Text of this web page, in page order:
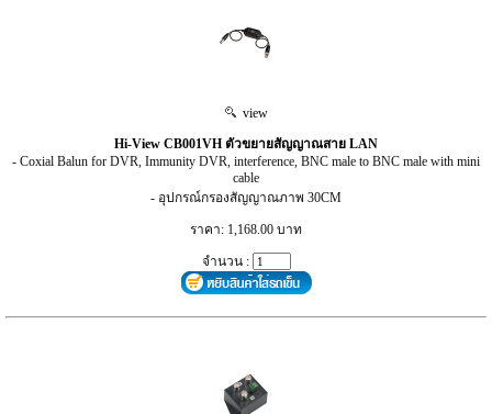
view
Hi-View CB001VH ตัวขยายสัญญาณสาย LAN
- Coxial Balun for DVR, Immunity DVR, interference, BNC male to BNC male with mini
cable
- อุปกรณ์กรองสัญญาณภาพ 30CM
ราคา: 1,168.00 บาท
จำนวน :